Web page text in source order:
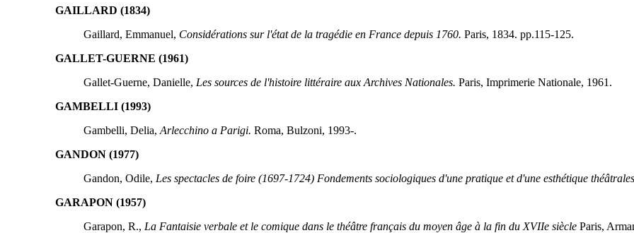
GAILLARD (1834)
Gaillard, Emmanuel, Considérations sur l'état de la tragédie en France depuis 1760. Paris, 1834. pp.115-125.
GALLET-GUERNE (1961)
Gallet-Guerne, Danielle, Les sources de l'histoire littéraire aux Archives Nationales. Paris, Imprimerie Nationale, 1961.
GAMBELLI (1993)
Gambelli, Delia, Arlecchino a Parigi. Roma, Bulzoni, 1993-.
GANDON (1977)
Gandon, Odile, Les spectacles de foire (1697-1724) Fondements sociologiques d'une pratique et d'une esthétique théâtrales
GARAPON (1957)
Garapon, R., La Fantaisie verbale et le comique dans le théâtre français du moyen âge à la fin du XVIIe siècleParis,